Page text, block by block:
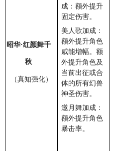
昭华·红颜舞千
秋
（真知强化）
成：额外提升
固定伤害。
美人歌加成：
额外提升角色
威能增幅。额
外提升角色及
当前出征或合
体的所有幻兽
神圣伤害。
邀月舞加成：
额外提升角色
暴击率。